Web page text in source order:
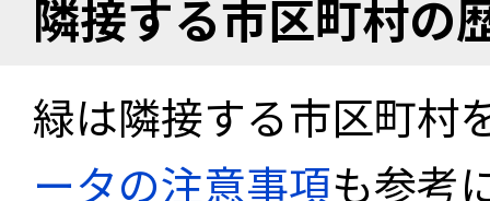
隣接する市区町村の
緑は隣接する市区町村
ータの注意事項も参考